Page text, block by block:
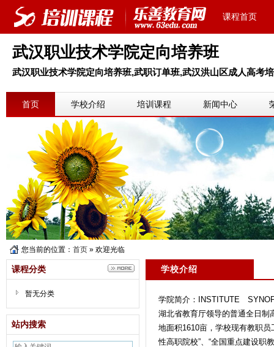
课程首页
武汉职业技术学院定向培养班
武汉职业技术学院定向培养班,武职订单班,武汉洪山区成人高考
首页 学校介绍 培训课程 新闻中心
您当前的位置： 首页 » 欢迎光临
课程分类
暂无分类
站内搜索
学校介绍
学院简介：INSTITUTE
湖北省教育厅领导的普通全日
地面积1610亩，学校现有教职
性高职院校”、“全国重点建设职